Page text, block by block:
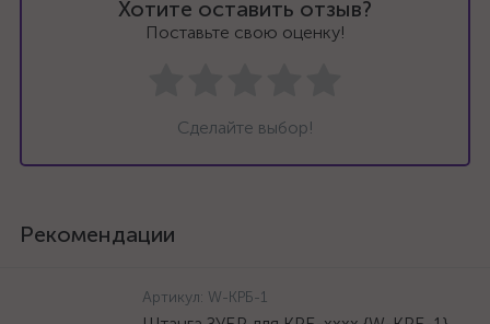
Хотите оставить отзыв?
Поставьте свою оценку!
Сделайте выбор!
Рекомендации
Артикул: W-КРБ-1